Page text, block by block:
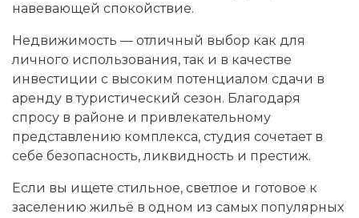
навевающей спокойствие.
Недвижимость — отличный выбор как для
личного использования, так и в качестве
инвестиции с высоким потенциалом сдачи в
аренду в туристический сезон. Благодаря
спросу в районе и привлекательному
представлению комплекса, студия сочетает в
себе безопасность, ликвидность и престиж.
Если вы ищете стильное, светлое и готовое к
заселению жильё в одном из самых популярных